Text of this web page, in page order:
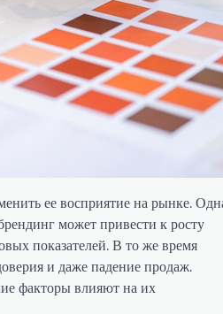
ее восприятие на рынке.
может привести к росту
показателей. В то же время
и даже падение продаж.
факторы влияют на их